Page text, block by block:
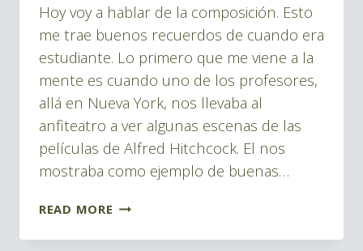
HERRAMIENTAS
|
BLOG
PINTURAS
Montes
Hoy voy a hablar de la composición. Esto
me trae buenos recuerdos de cuando era
estudiante. Lo primero que me viene a la
mente es cuando uno de los profesores,
allá en Nueva York, nos llevaba al
anfiteatro a ver algunas escenas de las
películas de Alfred Hitchcock. El nos
mostraba como ejemplo de buenas…
READ MORE IDEAS